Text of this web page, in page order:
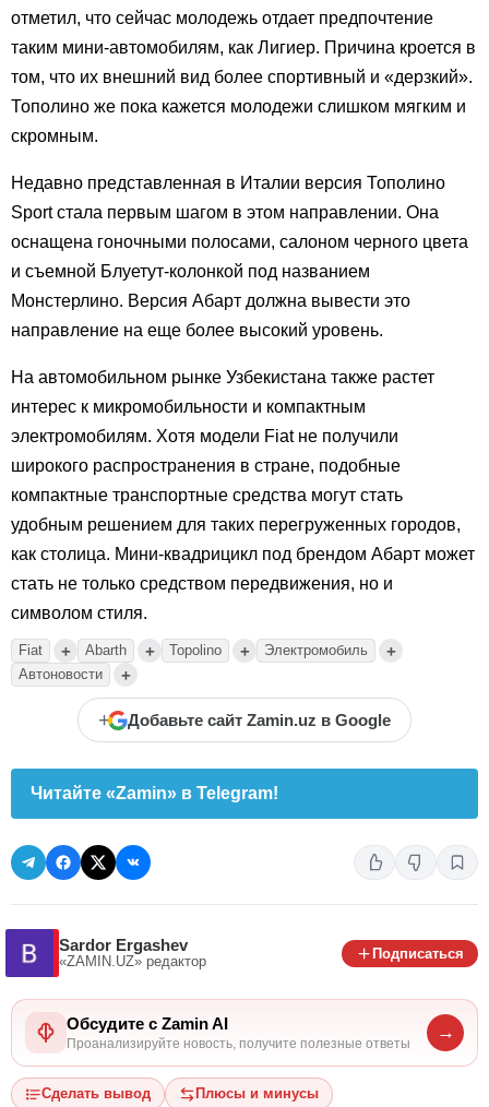
отметил, что сейчас молодежь отдает предпочтение
таким мини-автомобилям, как Лигиер. Причина кроется в
том, что их внешний вид более спортивный и «дерзкий».
Тополино же пока кажется молодежи слишком мягким и
скромным.
Недавно представленная в Италии версия Тополино
Sport стала первым шагом в этом направлении. Она
оснащена гоночными полосами, салоном черного цвета
и съемной Блуетут-колонкой под названием
Монстерлино. Версия Абарт должна вывести это
направление на еще более высокий уровень.
На автомобильном рынке Узбекистана также растет
интерес к микромобильности и компактным
электромобилям. Хотя модели Fiat не получили
широкого распространения в стране, подобные
компактные транспортные средства могут стать
удобным решением для таких перегруженных городов,
как столица. Мини-квадрицикл под брендом Абарт может
стать не только средством передвижения, но и
символом стиля.
Fiat + Abarth + Topolino + Электромобиль +
Автоновости +
+ Добавьте сайт Zamin.uz в Google
Читайте «Zamin» в Telegram!
Sardor Ergashev
«ZAMIN.UZ» редактор
Подписаться
Обсудите с Zamin AI
Проанализируйте новость, получите полезные ответы
→
Сделать вывод Плюсы и минусы